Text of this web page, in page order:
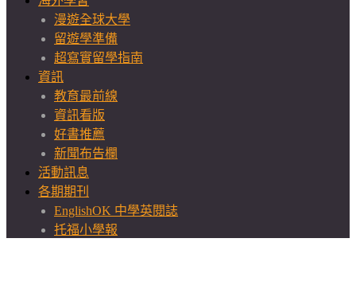
漫遊全球大學
留遊學準備
超寫實留學指南
資訊
教育最前線
資訊看版
好書推薦
新聞布告欄
活動訊息
各期期刊
EnglishOK 中學英閱誌
托福小學報